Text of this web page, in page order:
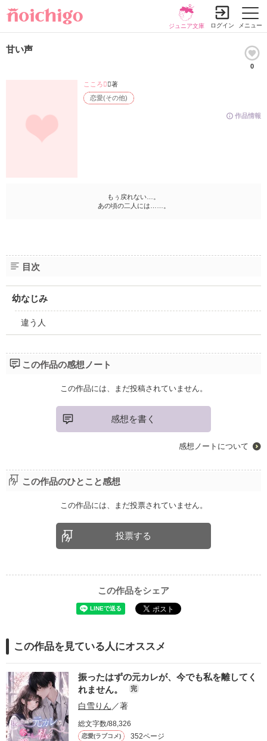
メニュー
ジュニア文庫 ログイン
甘い声
0
作品情報
恋愛(その他)
こころ／著
もぅ戻れない…。
あの頃の二人には……。
目次
幼なじみ
違う人
この作品の感想ノート
この作品には、まだ投稿されていません。
感想を書く
感想ノートについて
この作品のひとこと感想
この作品には、まだ投票されていません。
投票する
この作品をシェア
この作品を見ている人にオススメ
振ったはずの元カレが、今でも私を離してく
れません。
完
白雪りん ／著
総文字数/88,326
恋愛(ラブコメ) 352ページ